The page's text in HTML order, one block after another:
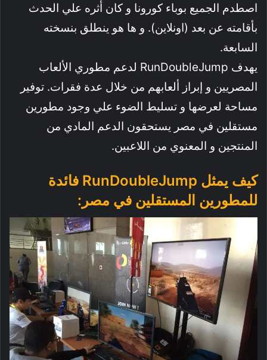
اصطدم الجميع بوباء كورونا و كان أثره علي الحدث
بأقامته عن بعد (اونلاين). و ها هو ينطلق بنسخته
السابعة.
يهدف RunDoubleJump لدعم مطوري الألعاب
المصريين و إبراز ألعابهم من خلال عدة فقرات. توفير
مساحة لعرضها و تسليط الضوء علي وجود مطورين
مستقلين في مصر يستحقون الدعم المادي من
المنتجين و المعنوي من اللاعبين.
كيف يمثل RunDoubleJump فائدة
للمطورين المستقلين في مصر: